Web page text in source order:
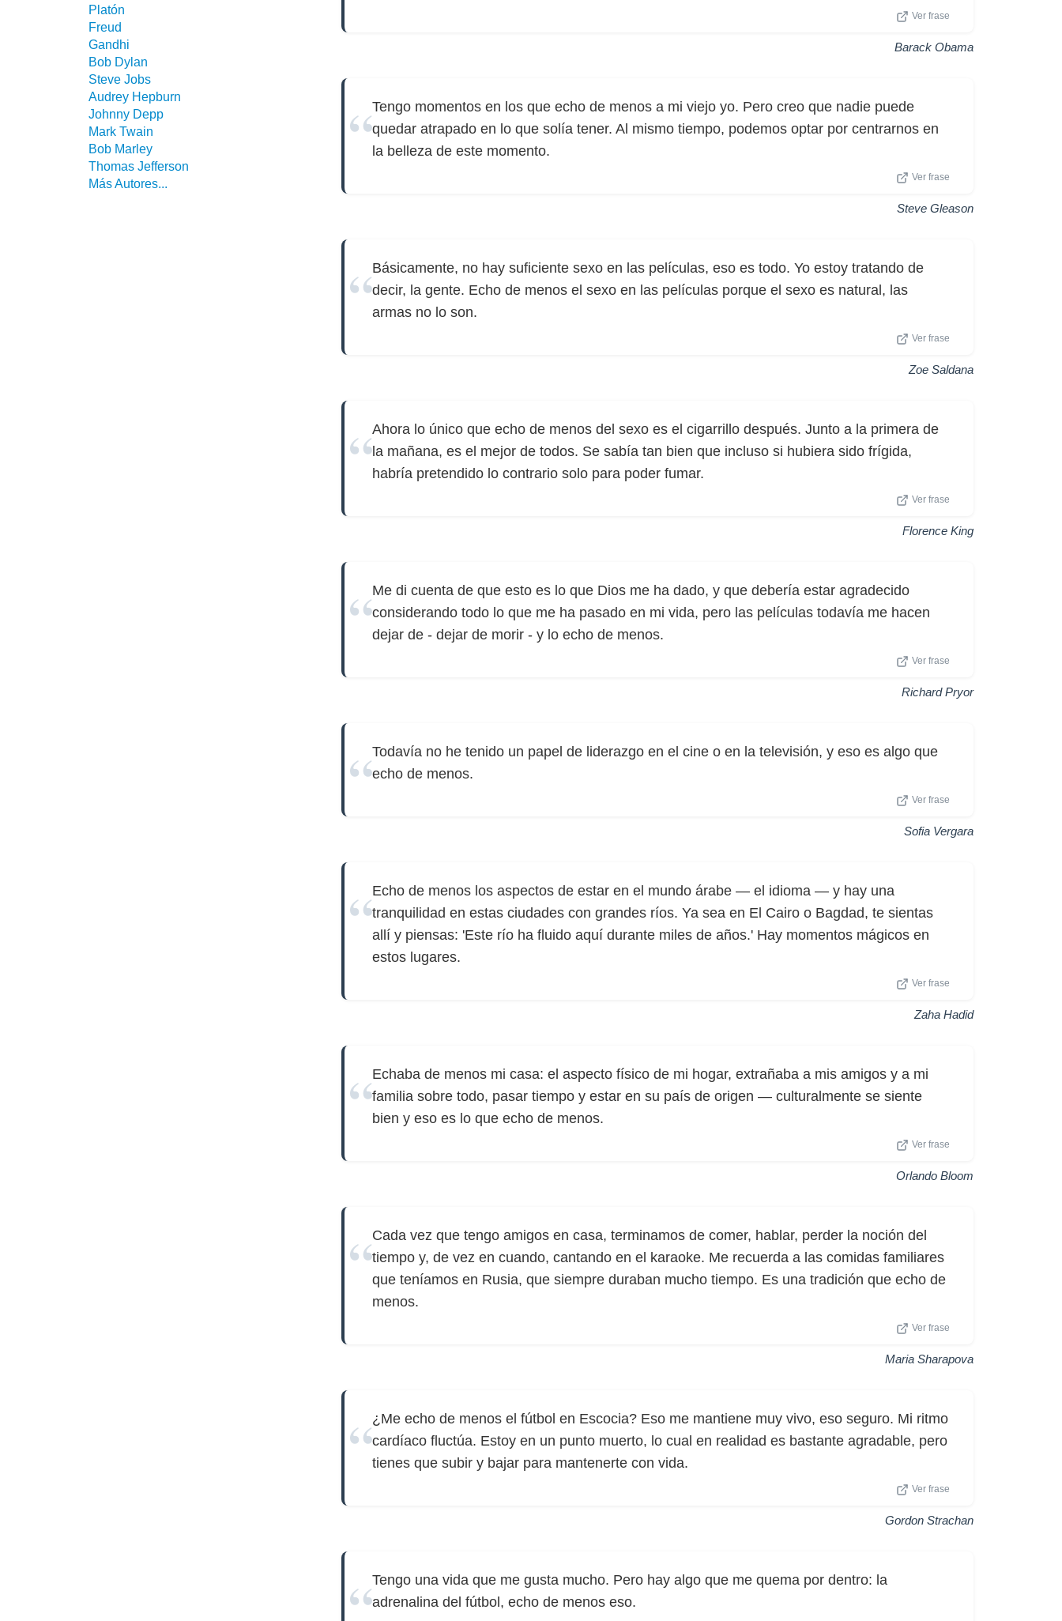
Ver frase
Barack Obama
Tengo momentos en los que echo de menos a mi viejo yo. Pero creo que nadie puede
quedar atrapado en lo que solía tener. Al mismo tiempo, podemos optar por centrarnos en
la belleza de este momento.
Ver frase
Steve Gleason
Básicamente, no hay suficiente sexo en las películas, eso es todo. Yo estoy tratando de
decir, la gente. Echo de menos el sexo en las películas porque el sexo es natural, las
armas no lo son.
Ver frase
Zoe Saldana
Ahora lo único que echo de menos del sexo es el cigarrillo después. Junto a la primera de
la mañana, es el mejor de todos. Se sabía tan bien que incluso si hubiera sido frígida,
habría pretendido lo contrario solo para poder fumar.
Ver frase
Florence King
Me di cuenta de que esto es lo que Dios me ha dado, y que debería estar agradecido
considerando todo lo que me ha pasado en mi vida, pero las películas todavía me hacen
dejar de - dejar de morir - y lo echo de menos.
Ver frase
Richard Pryor
Todavía no he tenido un papel de liderazgo en el cine o en la televisión, y eso es algo que
echo de menos.
Ver frase
Sofia Vergara
Echo de menos los aspectos de estar en el mundo árabe — el idioma — y hay una
tranquilidad en estas ciudades con grandes ríos. Ya sea en El Cairo o Bagdad, te sientas
allí y piensas: 'Este río ha fluido aquí durante miles de años.' Hay momentos mágicos en
estos lugares.
Ver frase
Zaha Hadid
Echaba de menos mi casa: el aspecto físico de mi hogar, extrañaba a mis amigos y a mi
familia sobre todo, pasar tiempo y estar en su país de origen — culturalmente se siente
bien y eso es lo que echo de menos.
Ver frase
Orlando Bloom
Cada vez que tengo amigos en casa, terminamos de comer, hablar, perder la noción del
tiempo y, de vez en cuando, cantando en el karaoke. Me recuerda a las comidas familiares
que teníamos en Rusia, que siempre duraban mucho tiempo. Es una tradición que echo de
menos.
Ver frase
Maria Sharapova
¿Me echo de menos el fútbol en Escocia? Eso me mantiene muy vivo, eso seguro. Mi ritmo
cardíaco fluctúa. Estoy en un punto muerto, lo cual en realidad es bastante agradable, pero
tienes que subir y bajar para mantenerte con vida.
Ver frase
Gordon Strachan
Tengo una vida que me gusta mucho. Pero hay algo que me quema por dentro: la
adrenalina del fútbol, echo de menos eso.
Platón
Freud
Gandhi
Bob Dylan
Steve Jobs
Audrey Hepburn
Johnny Depp
Mark Twain
Bob Marley
Thomas Jefferson
Más Autores...